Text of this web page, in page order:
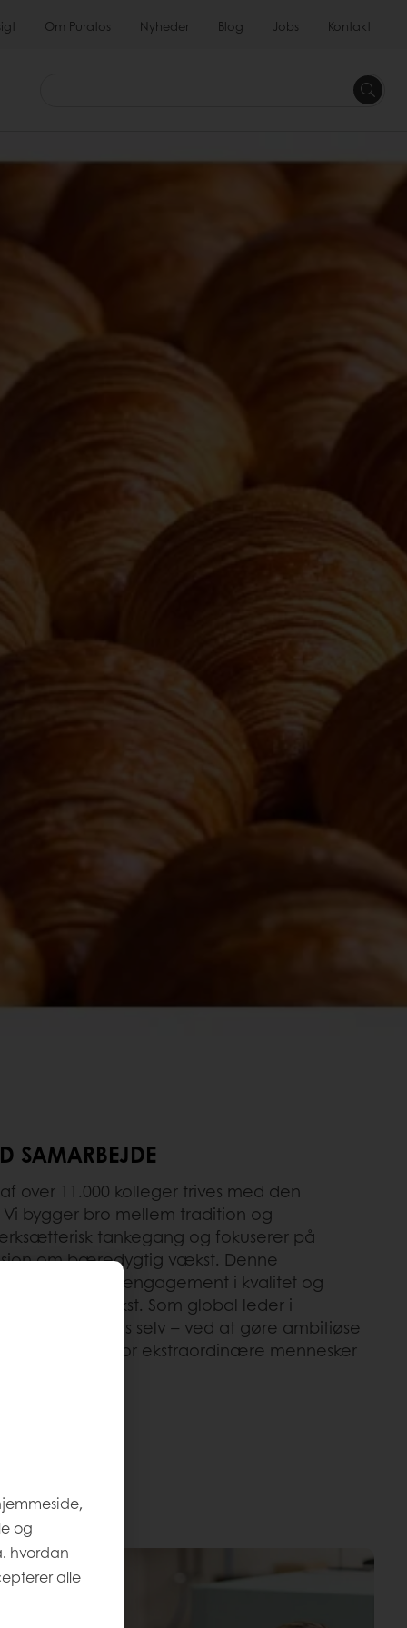
Om Puratos Nyheder Blog Jobs Kontakt
SAMARBEJDE
over 11.000 kolleger trives med den
bygger bro mellem tradition og
tankegang og fokuserer på
om bæredygtig vækst. Denne
med vores engagement i kvalitet og
fortsatte vækst. Som global leder i
vi tro mod os selv – ved at gøre ambitiøse
det muligt for ekstraordinære mennesker
og
hvordan
alle